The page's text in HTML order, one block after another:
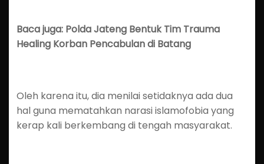
Baca juga: Polda Jateng Bentuk Tim Trauma
Healing Korban Pencabulan di Batang
Oleh karena itu, dia menilai setidaknya ada dua
hal guna mematahkan narasi islamofobia yang
kerap kali berkembang di tengah masyarakat.